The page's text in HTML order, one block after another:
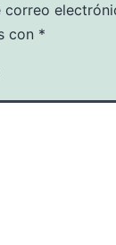
correo
con *